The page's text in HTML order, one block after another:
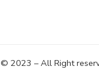
© 2023 – All Right